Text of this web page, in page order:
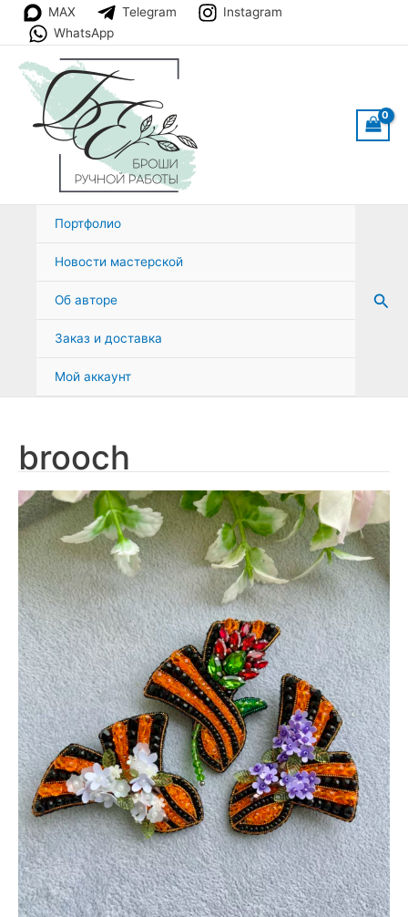
Перейти
содержимому
MAX Telegram
Instagram
WhatsApp
Портфолио
Новости мастерской
Об авторе
Заказ и доставка
Мой аккаунт
brooch